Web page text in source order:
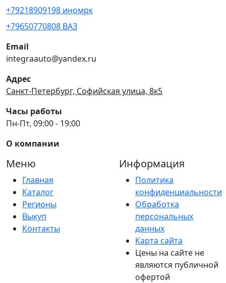
+79218909198 иномрк
+79650770808 ВАЗ
Email
integraauto@yandex.ru
Адрес
Санкт-Петербург, Софийская улица, 8к5
Часы работы
Пн-Пт, 09:00 - 19:00
О компании
Меню
Главная
Каталог
Регионы
Выкуп
Контакты
Информация
Политика
конфиденциальности
Обработка
персональных
данных
Карта сайта
Цены на сайте не
являются публичной
офертой